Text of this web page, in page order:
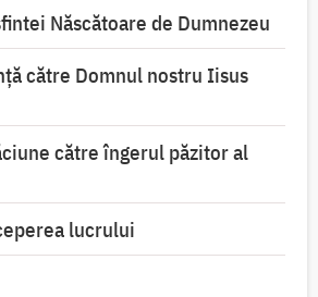
Născătoare de Dumnezeu
către Domnul nostru Iisus
către îngerul păzitor al
lucrului